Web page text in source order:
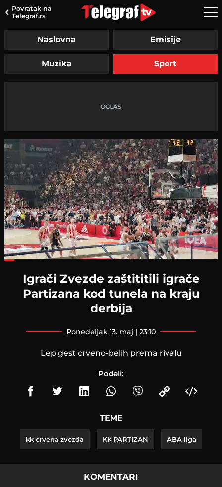
Povratak na
Telegraf.rs
Naslovna Emisije
Muzika Sport
Igrači Zvezde zaštititili igrače
Partizana kod tunela na kraju
derbija
ponedeljak 13. maj | 23:10
Lep gest crveno-belih prema rivalu
Podeli:
TEME
kk crvena zvezda KK PARTIZAN ABA liga
KOMENTARI